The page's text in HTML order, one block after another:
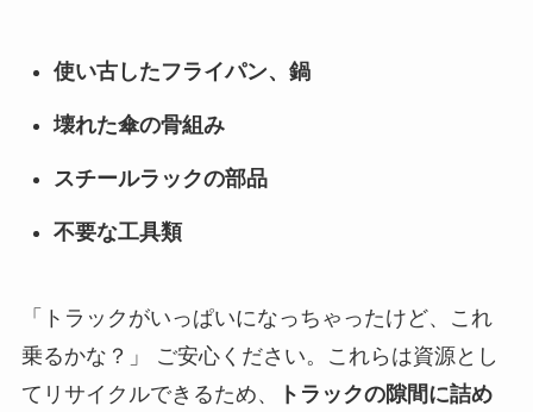
使い古したフライパン、鍋
壊れた傘の骨組み
スチールラックの部品
不要な工具類
「トラックがいっぱいになっちゃったけど、これ
乗るかな？」 ご安心ください。これらは資源とし
てリサイクルできるため、
トラックの隙間に詰め